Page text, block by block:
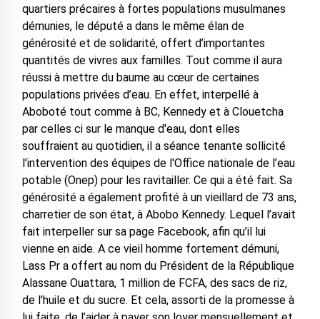
quartiers précaires à fortes populations musulmanes
démunies, le député a dans le même élan de
générosité et de solidarité, offert d’importantes
quantités de vivres aux familles. Tout comme il aura
réussi à mettre du baume au cœur de certaines
populations privées d’eau. En effet, interpellé à
Aboboté tout comme à BC, Kennedy et à Clouetcha
par celles ci sur le manque d'eau, dont elles
souffraient au quotidien, il a séance tenante sollicité
l’intervention des équipes de l'Office nationale de l’eau
potable (Onep) pour les ravitailler. Ce qui a été fait. Sa
générosité a également profité à un vieillard de 73 ans,
charretier de son état, à Abobo Kennedy. Lequel l’avait
fait interpeller sur sa page Facebook, afin qu’il lui
vienne en aide. A ce vieil homme fortement démuni,
Lass Pr a offert au nom du Président de la République
Alassane Ouattara, 1 million de FCFA, des sacs de riz,
de l'huile et du sucre. Et cela, assorti de la promesse à